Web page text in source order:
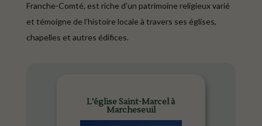
Franche-Comté, est riche d’un patrimoine religieux varié
et témoigne de l’histoire locale à travers ses églises,
chapelles et autres édifices.
L'église Saint-Marcel à
Marcheseuil